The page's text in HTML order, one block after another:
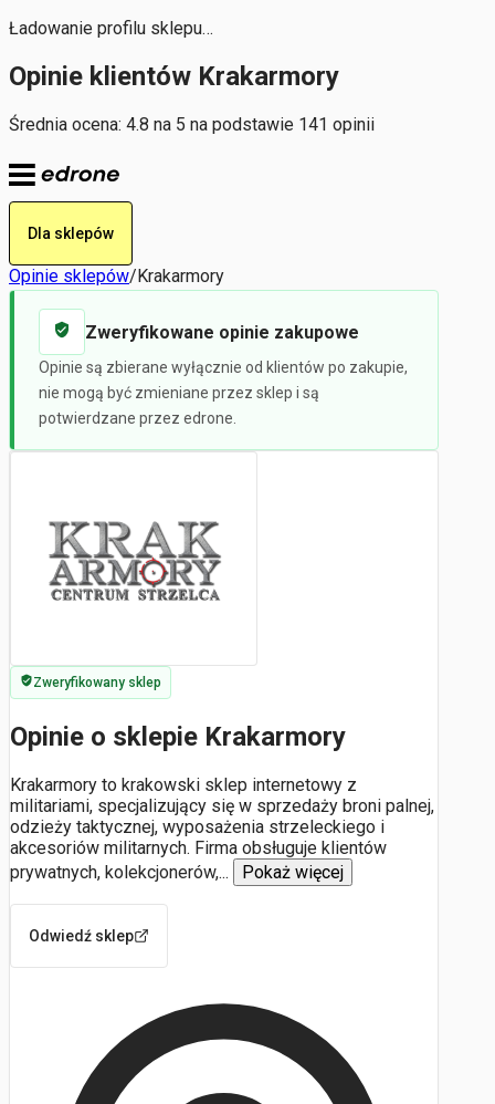
Ładowanie profilu sklepu…
Opinie klientów Krakarmory
Średnia ocena: 4.8 na 5 na podstawie 141 opinii
Dla sklepów
Opinie sklepów/Krakarmory
Zweryfikowane opinie zakupowe
Opinie są zbierane wyłącznie od klientów po zakupie,
nie mogą być zmieniane przez sklep i są
potwierdzane przez edrone.
Zweryfikowany sklep
Opinie o sklepie Krakarmory
Krakarmory to krakowski sklep internetowy z
militariami, specjalizujący się w sprzedaży broni palnej,
odzieży taktycznej, wyposażenia strzeleckiego i
akcesoriów militarnych. Firma obsługuje klientów
prywatnych, kolekcjonerów,... Pokaż więcej
Odwiedź sklep